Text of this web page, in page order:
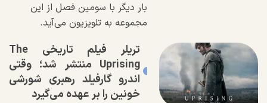
بار دیگر با سومین فصل از این
مجموعه به تلویزیون می‌آید.
تریلر فیلم تاریخی The
Uprising منتشر شد؛ وقتی
اندرو گارفیلد رهبری شورشی
خونین را بر عهده می‌گیرد